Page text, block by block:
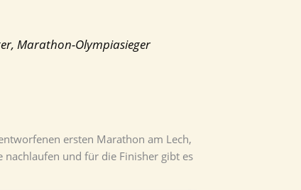
Marathon-Olympiasieger
ersten Marathon am Lech,
nachlaufen und für die Finisher gibt es